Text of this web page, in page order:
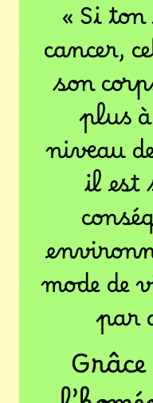
« Si
cancer,
son
plus
niveau
il est
mode de
par